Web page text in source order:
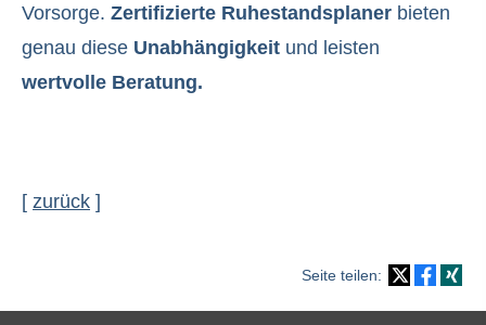
Vorsorge. Zertifizierte Ruhestandsplaner bieten
genau diese Unabhängigkeit und leisten
wertvolle Beratung.
[ zurück ]
Seite teilen: